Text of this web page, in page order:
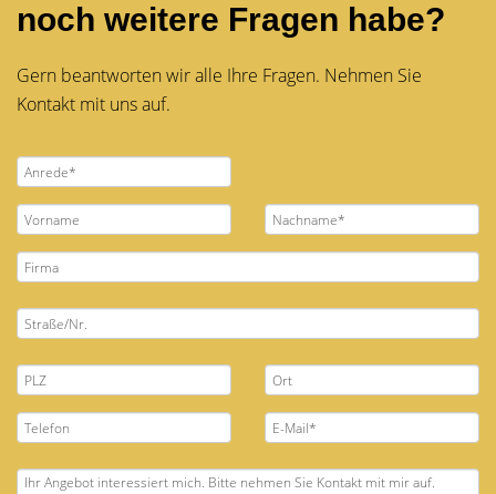
noch weitere Fragen habe?
Gern beantworten wir alle Ihre Fragen. Nehmen Sie
Kontakt mit uns auf.